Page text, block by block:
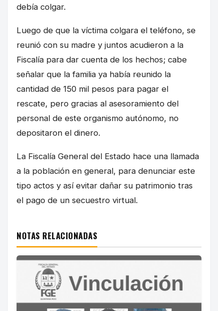
debía colgar.
Luego de que la víctima colgara el teléfono, se
reunió con su madre y juntos acudieron a la
Fiscalía para dar cuenta de los hechos; cabe
señalar que la familia ya había reunido la
cantidad de 150 mil pesos para pagar el
rescate, pero gracias al asesoramiento del
personal de este organismo autónomo, no
depositaron el dinero.
La Fiscalía General del Estado hace una llamada
a la población en general, para denunciar este
tipo actos y así evitar dañar su patrimonio tras
el pago de un secuestro virtual.
NOTAS RELACIONADAS